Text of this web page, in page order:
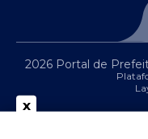
2026 Portal de
x